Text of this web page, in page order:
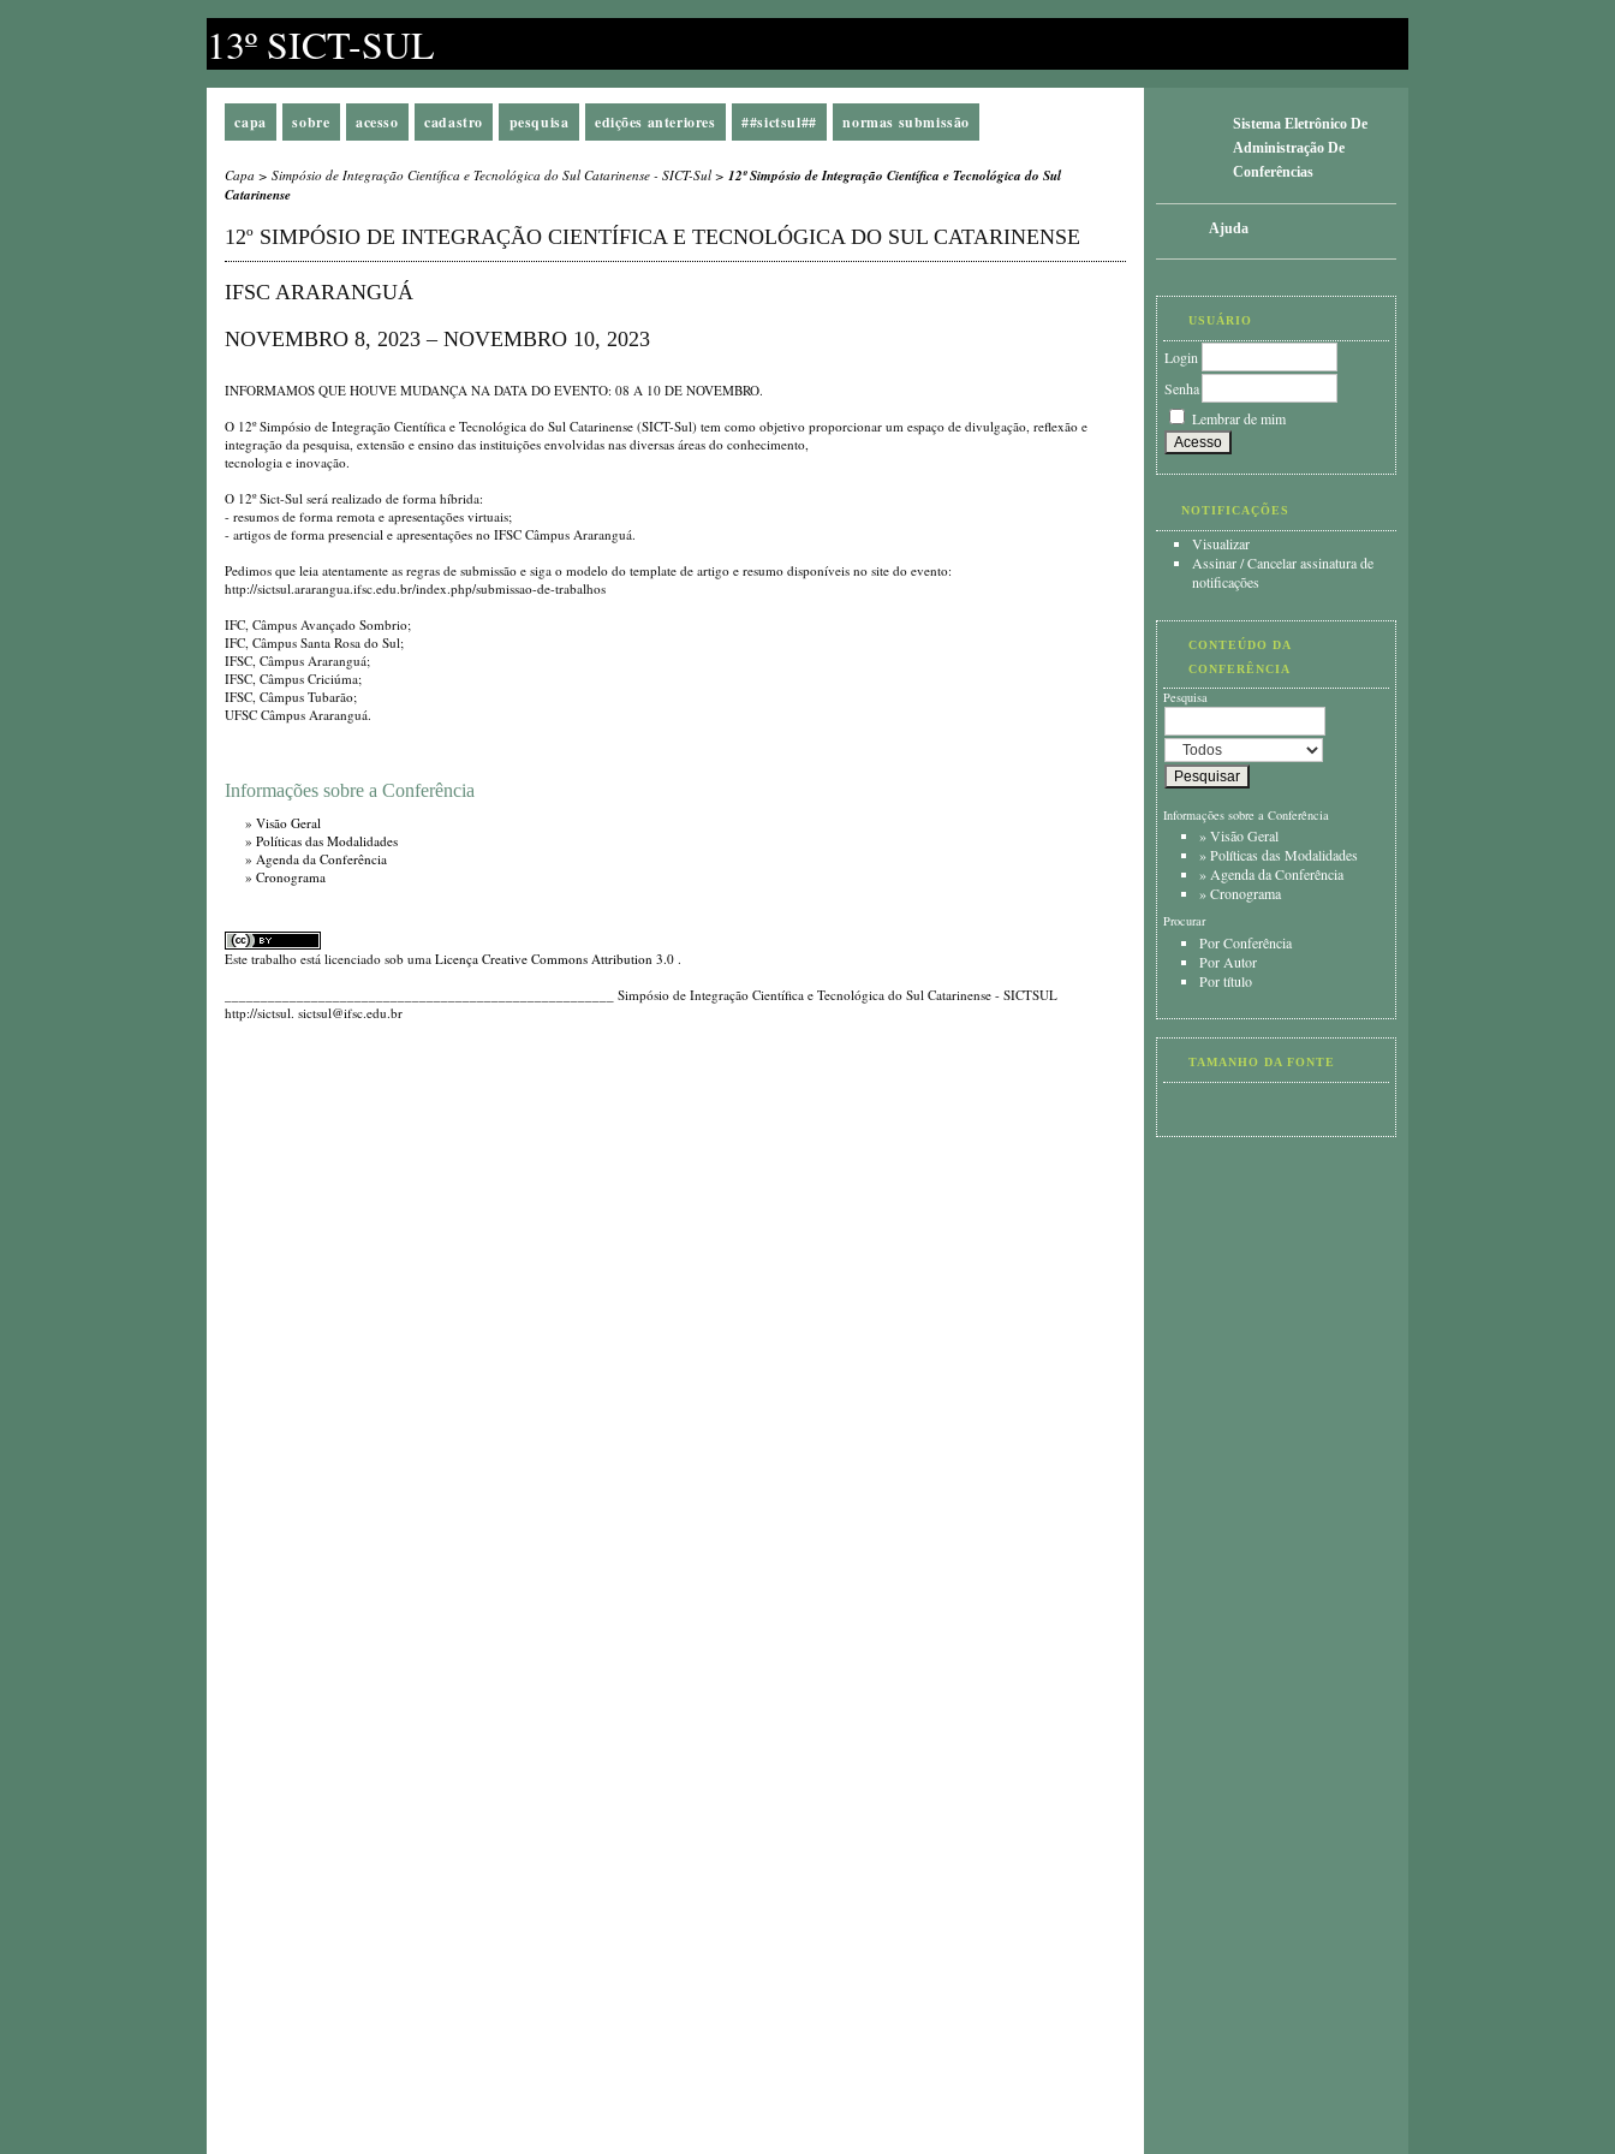
13º SICT-SUL
Sistema Eletrônico De
Administração De
Conferências
Ajuda
USUÁRIO
Login
Senha
Lembrar de mim
NOTIFICAÇÕES
Visualizar
Assinar/Cancelar assinatura de
notificações
CONTEÚDO DA
CONFERÊNCIA
Pesquisa
Informações sobre a Conferência
»Visão Geral
»Políticas das Modalidades
»Agenda da Conferência
»Cronograma
Procurar
Por Conferência
Por Autor
Por título
TAMANHO DA FONTE
capa sobre acesso cadastro pesquisa edições anteriores ##sictsul## normas submissão
Capa > Simpósio de Integração Científica e Tecnológica do Sul Catarinense - SICT-Sul > 12º Simpósio de Integração Científica e Tecnológica do Sul
Catarinense
12º SIMPÓSIO DE INTEGRAÇÃO CIENTÍFICA E TECNOLÓGICA DO SUL CATARINENSE
IFSC ARARANGUÁ
NOVEMBRO 8, 2023 – NOVEMBRO 10, 2023
INFORMAMOS QUE HOUVE MUDANÇA NA DATA DO EVENTO: 08 A 10 DE NOVEMBRO.
O 12º Simpósio de Integração Científica e Tecnológica do Sul Catarinense (SICT-Sul) tem como objetivo proporcionar um espaço de divulgação, reflexão e
integração da pesquisa, extensão e ensino das instituições envolvidas nas diversas áreas do conhecimento,
tecnologia e inovação.
O 12º Sict-Sul será realizado de forma híbrida:
- resumos de forma remota e apresentações virtuais;
- artigos de forma presencial e apresentações no IFSC Câmpus Araranguá.
Pedimos que leia atentamente as regras de submissão e siga o modelo do template de artigo e resumo disponíveis no site do evento:
http://sictsul.ararangua.ifsc.edu.br/index.php/submissao-de-trabalhos
IFC, Câmpus Avançado Sombrio;
IFC, Câmpus Santa Rosa do Sul;
IFSC, Câmpus Araranguá;
IFSC, Câmpus Criciúma;
IFSC, Câmpus Tubarão;
UFSC Câmpus Araranguá.
Informações sobre a Conferência
» Visão Geral
» Políticas das Modalidades
» Agenda da Conferência
» Cronograma
Este trabalho está licenciado sob uma Licença Creative Commons Attribution 3.0 .
______________________________________________________ Simpósio de Integração Científica e Tecnológica do Sul Catarinense - SICTSUL
http://sictsul. sictsul@ifsc.edu.br